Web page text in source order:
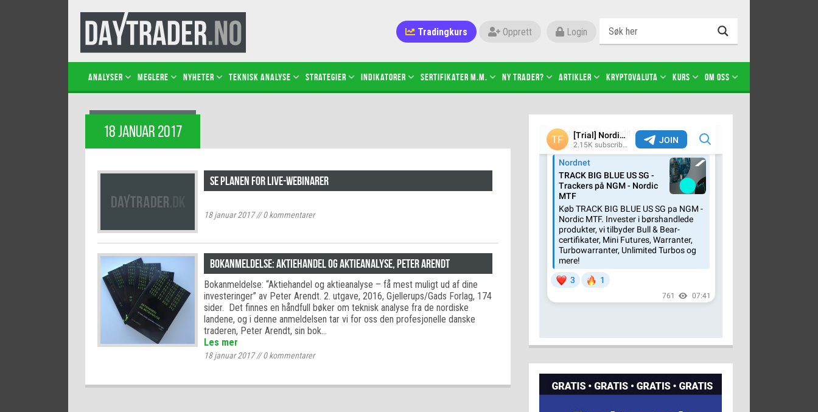
Tradingkurs Opprett Login
Analyser Meglere Nyheter Teknisk analyse Strategier Indikatorer Sertifikater M.M. Ny trader? Artikler Kryptovaluta Kurs Om oss
18 JANUAR 2017
Se planen for live-webinarer
18 januar 2017//0kommentarer
Bokanmeldelse: Aktiehandel og aktieanalyse, Peter Arendt
Bokanmeldelse: “Aktiehandel og aktieanalyse – få mest muligt ud af dine
investeringer” av Peter Arendt. 2. utgave, 2016, Gjellerups/Gads Forlag, 174
sider. Det finnes en håndfull bøker om teknisk analyse fra de nordiske
landene, og i denne anmeldelsen tar vi for oss den profesjonelle danske
traderen, Peter Arendt, sin bok…
Les mer
18 januar 2017//0kommentarer